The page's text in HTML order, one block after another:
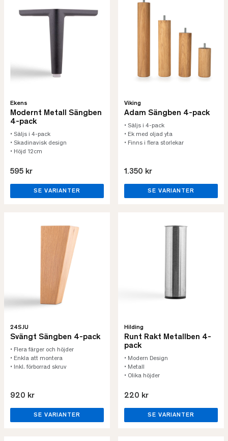
Ekens
Modernt Metall Sängben
4-pack
• Säljs i 4-pack
• Skadinavisk design
• Höjd 12cm
595 kr
SE VARIANTER
Viking
Adam Sängben 4-pack
• Säljs i 4-pack
• Ek med oljad yta
• Finns i flera storlekar
1.350 kr
SE VARIANTER
24SJU
Svängt Sängben 4-pack
• Flera färger och höjder
• Enkla att montera
• Inkl. förborrad skruv
920 kr
SE VARIANTER
Hilding
Runt Rakt Metallben 4-
pack
• Modern Design
• Metall
• Olika höjder
220 kr
SE VARIANTER